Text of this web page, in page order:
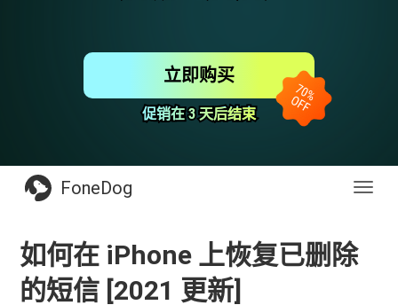
促销在 3 天后结束
促销在 3 天后结束
立即购买
FoneDog
如何在 iPhone 上恢复已删除
的短信 [2021 更新]